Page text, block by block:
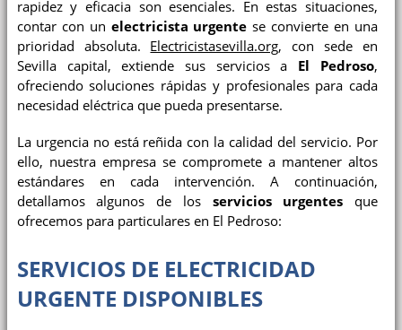
rapidez y eficacia son esenciales. En estas situaciones,
contar con un electricista urgente se convierte en una
prioridad absoluta. Electricistasevilla.org, con sede en
Sevilla capital, extiende sus servicios a El Pedroso,
ofreciendo soluciones rápidas y profesionales para cada
necesidad eléctrica que pueda presentarse.
La urgencia no está reñida con la calidad del servicio. Por
ello, nuestra empresa se compromete a mantener altos
estándares en cada intervención. A continuación,
detallamos algunos de los servicios urgentes que
ofrecemos para particulares en El Pedroso:
SERVICIOS DE ELECTRICIDAD
URGENTE DISPONIBLES